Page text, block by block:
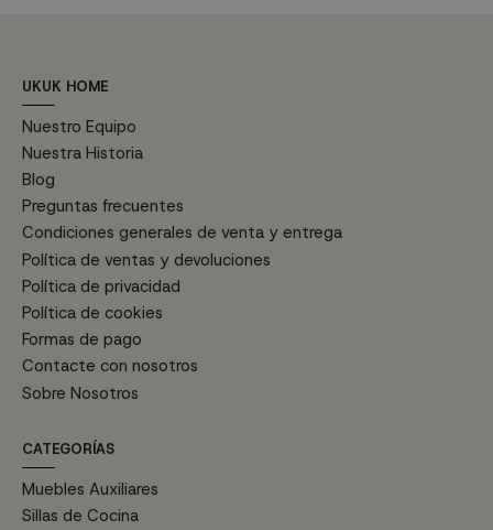
UKUK HOME
Nuestro Equipo
Nuestra Historia
Blog
Preguntas frecuentes
Condiciones generales de venta y entrega
Política de ventas y devoluciones
Política de privacidad
Política de cookies
Formas de pago
Contacte con nosotros
Sobre Nosotros
CATEGORÍAS
Muebles Auxiliares
Sillas de Cocina